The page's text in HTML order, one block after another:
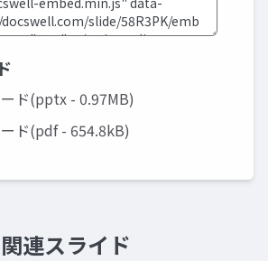
ド(pptx - 0.97MB)
ド(pdf - 654.8kB)
関連スライド